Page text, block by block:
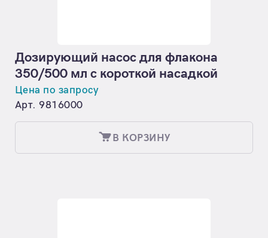
Дозирующий насос для флакона
350/500 мл с короткой насадкой
Цена по запросу
Арт. 9816000
В КОРЗИНУ